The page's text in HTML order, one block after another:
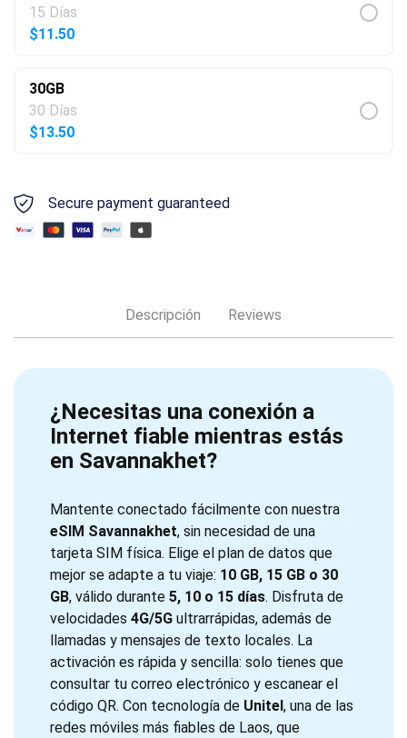
15 Días
$11.50
30GB
30 Días
$13.50
Secure payment guaranteed
Descripción Reviews
¿Necesitas una conexión a
Internet fiable mientras estás
en Savannakhet?
Mantente conectado fácilmente con nuestra
eSIM Savannakhet, sin necesidad de una
tarjeta SIM física. Elige el plan de datos que
mejor se adapte a tu viaje: 10 GB, 15 GB o 30
GB, válido durante 5, 10 o 15 días. Disfruta de
velocidades 4G/5G ultrarrápidas, además de
llamadas y mensajes de texto locales. La
activación es rápida y sencilla: solo tienes que
consultar tu correo electrónico y escanear el
código QR. Con tecnología de Unitel , una de las
redes móviles más fiables de Laos, que